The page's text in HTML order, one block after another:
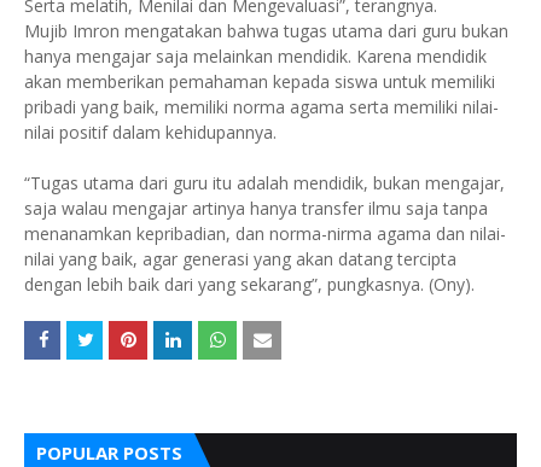
Serta melatih, Menilai dan Mengevaluasi”, terangnya.
Mujib Imron mengatakan bahwa tugas utama dari guru bukan
hanya mengajar saja melainkan mendidik. Karena mendidik
akan memberikan pemahaman kepada siswa untuk memiliki
pribadi yang baik, memiliki norma agama serta memiliki nilai-
nilai positif dalam kehidupannya.
“Tugas utama dari guru itu adalah mendidik, bukan mengajar,
saja walau mengajar artinya hanya transfer ilmu saja tanpa
menanamkan kepribadian, dan norma-nirma agama dan nilai-
nilai yang baik, agar generasi yang akan datang tercipta
dengan lebih baik dari yang sekarang”, pungkasnya. (Ony).
POPULAR POSTS